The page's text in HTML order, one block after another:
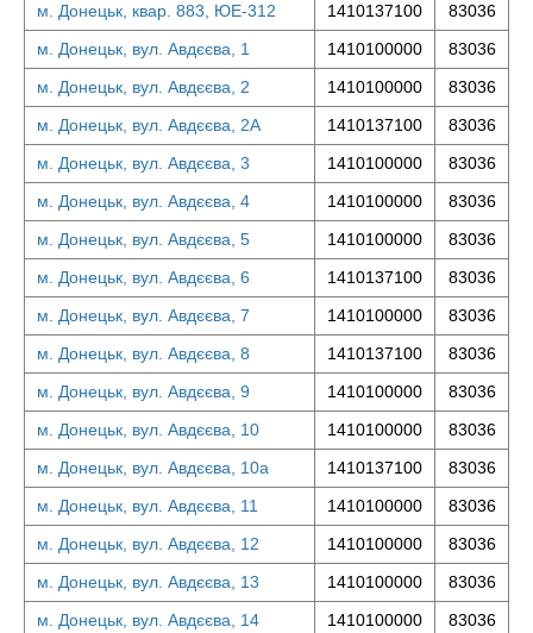
м. Донецьк, квар. 883, ЮЕ-312
1410137100
83036
м. Донецьк, вул. Авдєєва, 1
1410100000
83036
м. Донецьк, вул. Авдєєва, 2
1410100000
83036
м. Донецьк, вул. Авдєєва, 2А
1410137100
83036
м. Донецьк, вул. Авдєєва, 3
1410100000
83036
м. Донецьк, вул. Авдєєва, 4
1410100000
83036
м. Донецьк, вул. Авдєєва, 5
1410100000
83036
м. Донецьк, вул. Авдєєва, 6
1410137100
83036
м. Донецьк, вул. Авдєєва, 7
1410100000
83036
м. Донецьк, вул. Авдєєва, 8
1410137100
83036
м. Донецьк, вул. Авдєєва, 9
1410100000
83036
м. Донецьк, вул. Авдєєва, 10
1410100000
83036
м. Донецьк, вул. Авдєєва, 10а
1410137100
83036
м. Донецьк, вул. Авдєєва, 11
1410100000
83036
м. Донецьк, вул. Авдєєва, 12
1410100000
83036
м. Донецьк, вул. Авдєєва, 13
1410100000
83036
м. Донецьк, вул. Авдєєва, 14
1410100000
83036